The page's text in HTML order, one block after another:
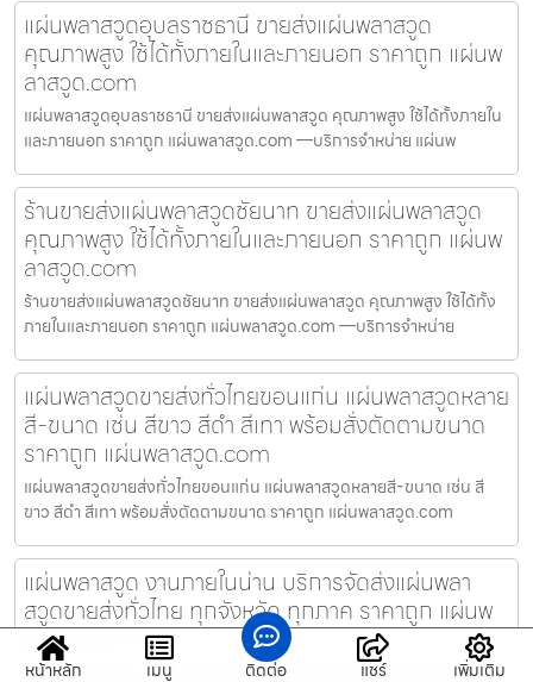
แผ่นพลาสวูดอุบลราชธานี ขายส่งแผ่นพลาสวูด
คุณภาพสูง ใช้ได้ทั้งภายในและภายนอก ราคาถูก แผ่นพ
ลาสวูด.com
แผ่นพลาสวูดอุบลราชธานี ขายส่งแผ่นพลาสวูด คุณภาพสูง ใช้ได้ทั้งภายใน
และภายนอก ราคาถูก แผ่นพลาสวูด.com —บริการจำหน่าย แผ่นพ
ร้านขายส่งแผ่นพลาสวูดชัยนาท ขายส่งแผ่นพลาสวูด
คุณภาพสูง ใช้ได้ทั้งภายในและภายนอก ราคาถูก แผ่นพ
ลาสวูด.com
ร้านขายส่งแผ่นพลาสวูดชัยนาท ขายส่งแผ่นพลาสวูด คุณภาพสูง ใช้ได้ทั้ง
ภายในและภายนอก ราคาถูก แผ่นพลาสวูด.com —บริการจำหน่าย
แผ่นพลาสวูดขายส่งทั่วไทยขอนแก่น แผ่นพลาสวูดหลาย
สี-ขนาด เช่น สีขาว สีดำ สีเทา พร้อมสั่งตัดตามขนาด
ราคาถูก แผ่นพลาสวูด.com
แผ่นพลาสวูดขายส่งทั่วไทยขอนแก่น แผ่นพลาสวูดหลายสี-ขนาด เช่น สี
ขาว สีดำ สีเทา พร้อมสั่งตัดตามขนาด ราคาถูก แผ่นพลาสวูด.com
แผ่นพลาสวูด งานภายในน่าน บริการจัดส่งแผ่นพลา
สวูดขายส่งทั่วไทย ทุกจังหวัด ทุกภาค ราคาถูก แผ่นพ
ลาสวูด.com
แผ่นพลาสวูด งานภายในน่าน บริการจัดส่งแผ่นพลาสวูดขายส่งทั่วไทย ทุก
หน้าหลัก เมนู ติดต่อ แชร์ เพิ่มเติม